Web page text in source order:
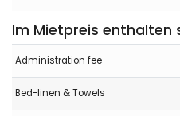
- 10,0
Familien mit älteren Kindern -
(Originaltext)
Casa muy bonita con unas
cómoda y muy bien equipada.
Im Mietpreis enthalten
Administration fee
Bed-linen & Towels